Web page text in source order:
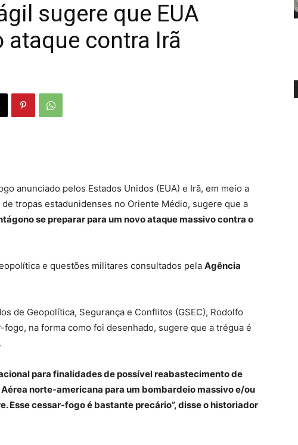
sugere que EUA
ataque contra Irã
anunciado pelos Estados Unidos (EUA) e Irã, em meio a
tropas estadunidenses no Oriente Médio, sugere que a
se preparar para um novo ataque massivo contra o
e questões militares consultados pela Agência
de Geopolítica, Segurança e Conflitos (GSEC), Rodolfo
na forma como foi desenhado, sugere que a trégua é
para finalidades de possível reabastecimento de
norte-americana para um bombardeio massivo e/ou
Esse cessar-fogo é bastante precário”, disse o historiador